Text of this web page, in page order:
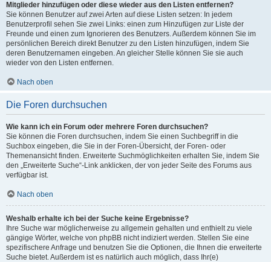
Mitglieder hinzufügen oder diese wieder aus den Listen entfernen?
Sie können Benutzer auf zwei Arten auf diese Listen setzen: In jedem
Benutzerprofil sehen Sie zwei Links: einen zum Hinzufügen zur Liste der
Freunde und einen zum Ignorieren des Benutzers. Außerdem können Sie im
persönlichen Bereich direkt Benutzer zu den Listen hinzufügen, indem Sie
deren Benutzernamen eingeben. An gleicher Stelle können Sie sie auch
wieder von den Listen entfernen.
Nach oben
Die Foren durchsuchen
Wie kann ich ein Forum oder mehrere Foren durchsuchen?
Sie können die Foren durchsuchen, indem Sie einen Suchbegriff in die
Suchbox eingeben, die Sie in der Foren-Übersicht, der Foren- oder
Themenansicht finden. Erweiterte Suchmöglichkeiten erhalten Sie, indem Sie
den „Erweiterte Suche“-Link anklicken, der von jeder Seite des Forums aus
verfügbar ist.
Nach oben
Weshalb erhalte ich bei der Suche keine Ergebnisse?
Ihre Suche war möglicherweise zu allgemein gehalten und enthielt zu viele
gängige Wörter, welche von phpBB nicht indiziert werden. Stellen Sie eine
spezifischere Anfrage und benutzen Sie die Optionen, die Ihnen die erweiterte
Suche bietet. Außerdem ist es natürlich auch möglich, dass Ihr(e)